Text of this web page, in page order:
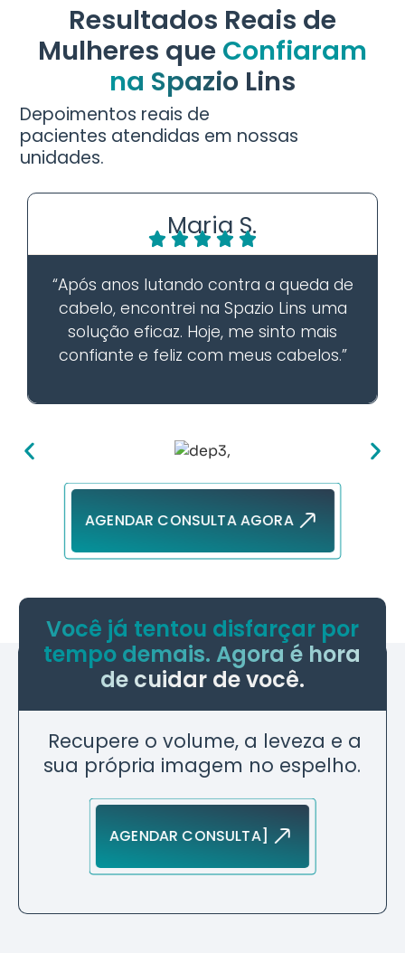
Resultados Reais de
Mulheres que Confiaram
na Spazio Lins
Depoimentos reais de
pacientes atendidas em nossas
unidades.
Maria S.
“Após anos lutando contra a queda de
cabelo, encontrei na Spazio Lins uma
solução eficaz. Hoje, me sinto mais
confiante e feliz com meus cabelos.”
AGENDAR CONSULTA AGORA
Você já tentou disfarçar por
tempo demais. Agora é hora
de cuidar de você.
Recupere o volume, a leveza e a
sua própria imagem no espelho.
AGENDAR CONSULTA]